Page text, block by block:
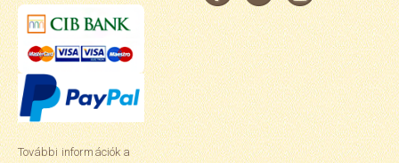
További információk a